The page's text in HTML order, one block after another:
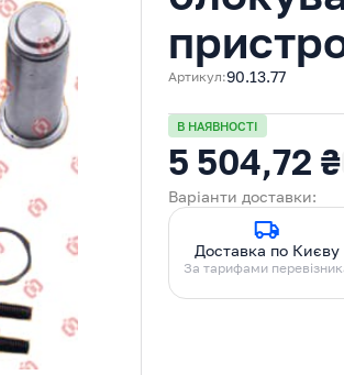
Артикул:90.13.77
В НАЯВНОСТІ
5 504,72 ₴
Варіанти доставки:
Доставка по Києву
За тарифами